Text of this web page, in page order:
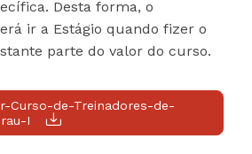
Desta forma, o
ir a Estágio quando fizer o
parte do valor do curso.
Curso-de-Treinadores-de-
I